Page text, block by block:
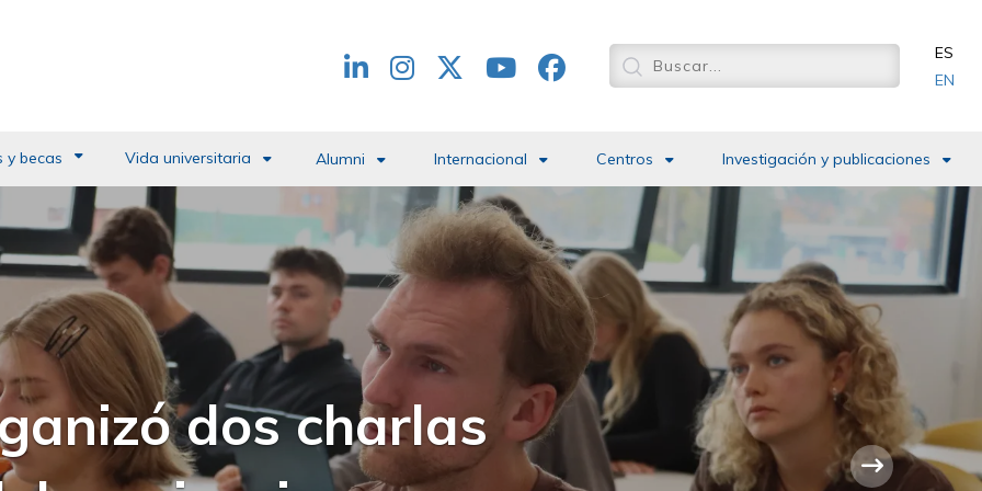
Redes
ES
EN
y becas Vida universitaria Alumni Internacional Centros Investigación y publicaciones
dos charlas